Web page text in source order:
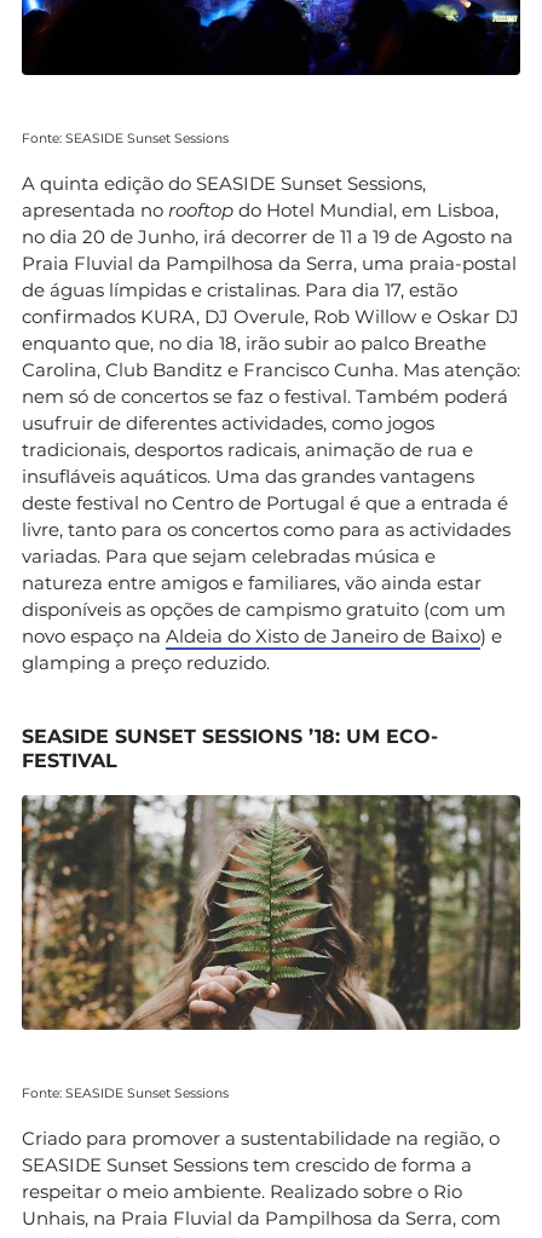
Fonte: SEASIDE Sunset Sessions
A quinta edição do SEASIDE Sunset Sessions,
apresentada no rooftop do Hotel Mundial, em Lisboa,
no dia 20 de Junho, irá decorrer de 11 a 19 de Agosto na
Praia Fluvial da Pampilhosa da Serra, uma praia-postal
de águas límpidas e cristalinas. Para dia 17, estão
confirmados KURA, DJ Overule, Rob Willow e Oskar DJ
enquanto que, no dia 18, irão subir ao palco Breathe
Carolina, Club Banditz e Francisco Cunha. Mas atenção:
nem só de concertos se faz o festival. Também poderá
usufruir de diferentes actividades, como jogos
tradicionais, desportos radicais, animação de rua e
insufláveis aquáticos. Uma das grandes vantagens
deste festival no Centro de Portugal é que a entrada é
livre, tanto para os concertos como para as actividades
variadas. Para que sejam celebradas música e
natureza entre amigos e familiares, vão ainda estar
disponíveis as opções de campismo gratuito (com um
novo espaço na Aldeia do Xisto de Janeiro de Baixo) e
glamping a preço reduzido.
SEASIDE SUNSET SESSIONS ’18: UM ECO-
FESTIVAL
Fonte: SEASIDE Sunset Sessions
Criado para promover a sustentabilidade na região, o
SEASIDE Sunset Sessions tem crescido de forma a
respeitar o meio ambiente. Realizado sobre o Rio
Unhais, na Praia Fluvial da Pampilhosa da Serra, com